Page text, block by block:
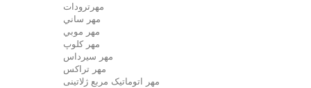
مهرترودات
مهر ساني
مهر موبي
مهر كلوپ
مهر سيرداس
مهر تراکس
مهر اتوماتیک مربع ژلاتینی